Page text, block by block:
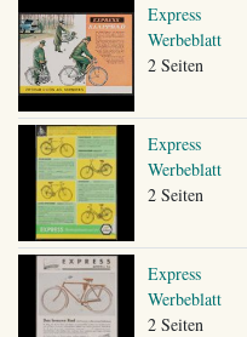
Express
Werbeblatt
2 Seiten
Express
Werbeblatt
2 Seiten
Express
Werbeblatt
2 Seiten